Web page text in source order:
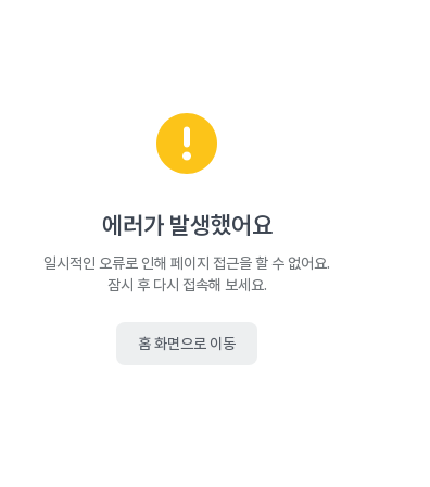
에러가 발생했어요
일시적인 오류로 인해 페이지 접근을 할 수 없어요.
잠시 후 다시 접속해 보세요.
홈 화면으로 이동